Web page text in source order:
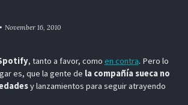
November 16, 2010
, tanto a favor, como en contra. Pero lo
es, que la gente de la compañía sueca no
y lanzamientos para seguir atrayendo